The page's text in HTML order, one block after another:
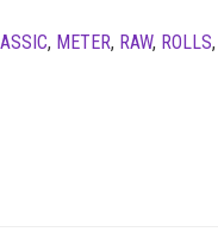
, METER, RAW, ROLLS,